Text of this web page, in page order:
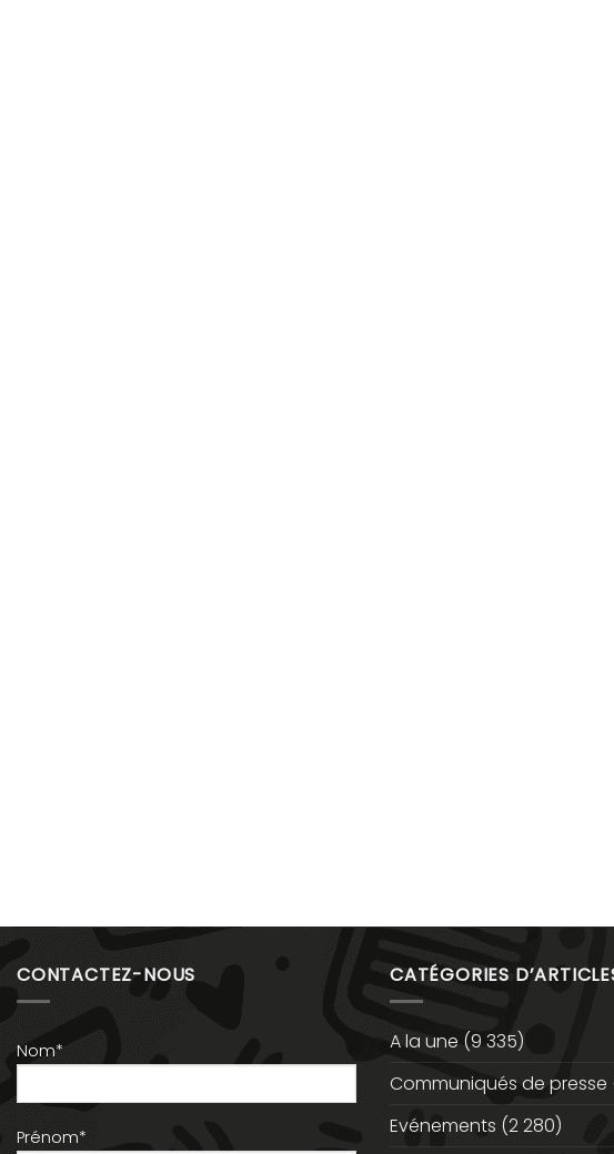
CONTACTEZ-NOUS
Nom*
Prénom*
CATÉGORIES
A la une (9 335)
Communiqués de presse
Evénements (2 280)